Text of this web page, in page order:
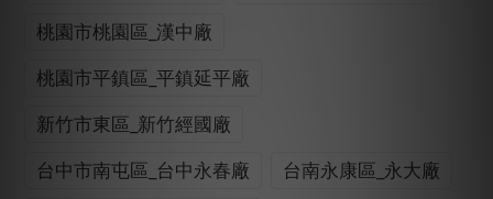
桃園市桃園區_漢中廠
桃園市平鎮區_平鎮延平廠
新竹市東區_新竹經國廠
台中市南屯區_台中永春廠
台南永康區_永大廠